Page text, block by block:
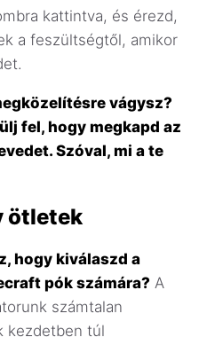
kattintva, és érezd,
a feszültségtől, amikor
vágysz?
fel, hogy megkapd az
Szóval, mi a te
ötletek
hogy kiválaszd a
pók számára? A
számtalan
kezdetben túl